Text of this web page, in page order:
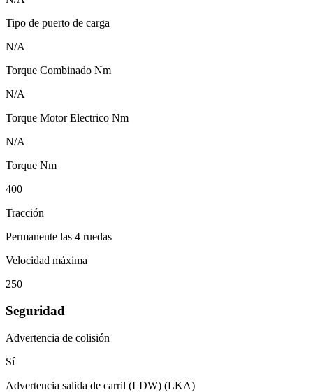
Tipo de puerto de carga
N/A
Torque Combinado Nm
N/A
Torque Motor Electrico Nm
N/A
Torque Nm
400
Tracción
Permanente las 4 ruedas
Velocidad máxima
250
Seguridad
Advertencia de colisión
Sí
Advertencia salida de carril (LDW) (LKA)